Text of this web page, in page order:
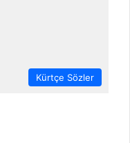
Kürtçe Sözler